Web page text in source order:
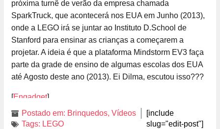
próxima turnê de verão da empresa chamada
SparkTruck, que acontecerá nos EUA em Junho (2013),
onde a LEGO irá se juntar ao Instituto D.School de
Stanford para ensinar as crianças a começarem a
projetar. A ideia é que a plataforma Mindstorm EV3 faça
parte da grade de ensino de algumas escolas dos EUA
até Agosto deste ano (2013). Ei Dilma, escutou isso???
[Engadget]
Postado em: Brinquedos, Vídeos
Tags: LEGO
[include
slug="edit-post"]